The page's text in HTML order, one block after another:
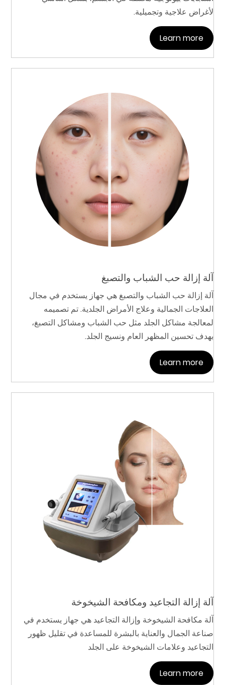
لأغراض علاجية وتجميلية.
Learn more
آلة إزالة حب الشباب والتصبغ
آلة إزالة حب الشباب والتصبغ هي جهاز يستخدم في مجال
العلاجات الجمالية وعلاج الأمراض الجلدية. تم تصميمه
لمعالجة مشاكل الجلد مثل حب الشباب ومشاكل التصبغ،
بهدف تحسين المظهر العام ونسيج الجلد.
Learn more
آلة إزالة التجاعيد ومكافحة الشيخوخة
آلة مكافحة الشيخوخة وإزالة التجاعيد هي جهاز يستخدم في
صناعة الجمال والعناية بالبشرة للمساعدة في تقليل ظهور
التجاعيد وعلامات الشيخوخة على الجلد
Learn more